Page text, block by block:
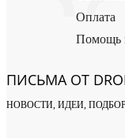
Оплата
Помощь
ПИСЬМА ОТ
НОВОСТИ, ИДЕИ,